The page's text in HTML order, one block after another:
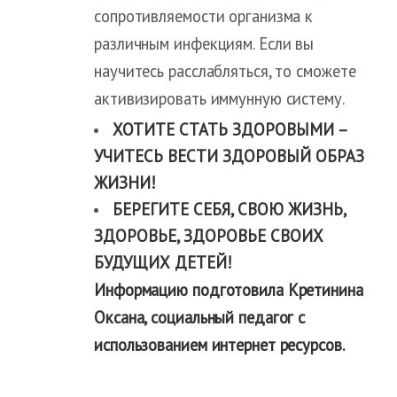
сопротивляемости организма к
различным инфекциям. Если вы
научитесь расслабляться, то сможете
активизировать иммунную систему.
ХОТИТЕ СТАТЬ ЗДОРОВЫМИ –
УЧИТЕСЬ ВЕСТИ ЗДОРОВЫЙ ОБРАЗ
ЖИЗНИ!
БЕРЕГИТЕ СЕБЯ, СВОЮ ЖИЗНЬ,
ЗДОРОВЬЕ, ЗДОРОВЬЕ СВОИХ
БУДУЩИХ ДЕТЕЙ!
Информацию подготовила Кретинина
Оксана, социальный педагог с
использованием интернет ресурсов.